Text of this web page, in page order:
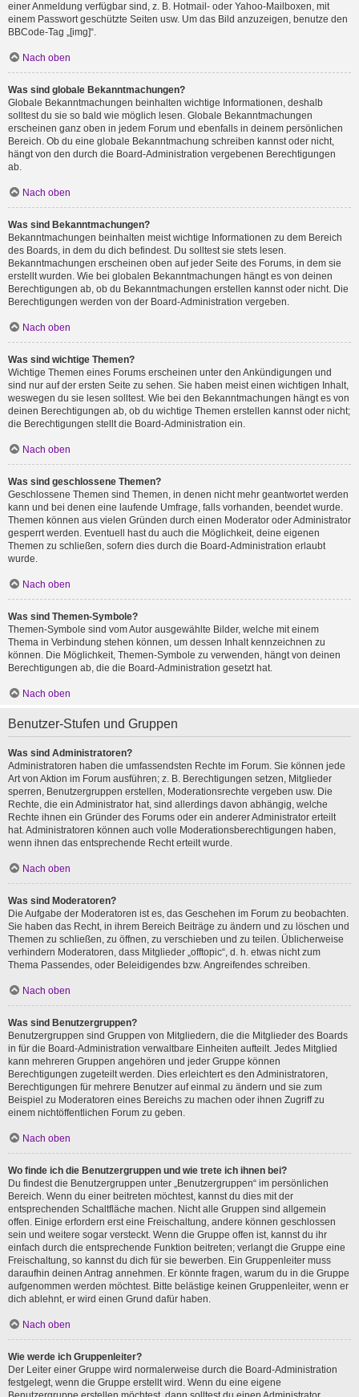
einer Anmeldung verfügbar sind, z. B. Hotmail- oder Yahoo-Mailboxen, mit
einem Passwort geschützte Seiten usw. Um das Bild anzuzeigen, benutze den
BBCode-Tag „[img]“.
Nach oben
Was sind globale Bekanntmachungen?
Globale Bekanntmachungen beinhalten wichtige Informationen, deshalb
solltest du sie so bald wie möglich lesen. Globale Bekanntmachungen
erscheinen ganz oben in jedem Forum und ebenfalls in deinem persönlichen
Bereich. Ob du eine globale Bekanntmachung schreiben kannst oder nicht,
hängt von den durch die Board-Administration vergebenen Berechtigungen
ab.
Nach oben
Was sind Bekanntmachungen?
Bekanntmachungen beinhalten meist wichtige Informationen zu dem Bereich
des Boards, in dem du dich befindest. Du solltest sie stets lesen.
Bekanntmachungen erscheinen oben auf jeder Seite des Forums, in dem sie
erstellt wurden. Wie bei globalen Bekanntmachungen hängt es von deinen
Berechtigungen ab, ob du Bekanntmachungen erstellen kannst oder nicht. Die
Berechtigungen werden von der Board-Administration vergeben.
Nach oben
Was sind wichtige Themen?
Wichtige Themen eines Forums erscheinen unter den Ankündigungen und
sind nur auf der ersten Seite zu sehen. Sie haben meist einen wichtigen Inhalt,
weswegen du sie lesen solltest. Wie bei den Bekanntmachungen hängt es von
deinen Berechtigungen ab, ob du wichtige Themen erstellen kannst oder nicht;
die Berechtigungen stellt die Board-Administration ein.
Nach oben
Was sind geschlossene Themen?
Geschlossene Themen sind Themen, in denen nicht mehr geantwortet werden
kann und bei denen eine laufende Umfrage, falls vorhanden, beendet wurde.
Themen können aus vielen Gründen durch einen Moderator oder Administrator
gesperrt werden. Eventuell hast du auch die Möglichkeit, deine eigenen
Themen zu schließen, sofern dies durch die Board-Administration erlaubt
wurde.
Nach oben
Was sind Themen-Symbole?
Themen-Symbole sind vom Autor ausgewählte Bilder, welche mit einem
Thema in Verbindung stehen können, um dessen Inhalt kennzeichnen zu
können. Die Möglichkeit, Themen-Symbole zu verwenden, hängt von deinen
Berechtigungen ab, die die Board-Administration gesetzt hat.
Nach oben
Benutzer-Stufen und Gruppen
Was sind Administratoren?
Administratoren haben die umfassendsten Rechte im Forum. Sie können jede
Art von Aktion im Forum ausführen; z. B. Berechtigungen setzen, Mitglieder
sperren, Benutzergruppen erstellen, Moderationsrechte vergeben usw. Die
Rechte, die ein Administrator hat, sind allerdings davon abhängig, welche
Rechte ihnen ein Gründer des Forums oder ein anderer Administrator erteilt
hat. Administratoren können auch volle Moderationsberechtigungen haben,
wenn ihnen das entsprechende Recht erteilt wurde.
Nach oben
Was sind Moderatoren?
Die Aufgabe der Moderatoren ist es, das Geschehen im Forum zu beobachten.
Sie haben das Recht, in ihrem Bereich Beiträge zu ändern und zu löschen und
Themen zu schließen, zu öffnen, zu verschieben und zu teilen. Üblicherweise
verhindern Moderatoren, dass Mitglieder „offtopic“, d. h. etwas nicht zum
Thema Passendes, oder Beleidigendes bzw. Angreifendes schreiben.
Nach oben
Was sind Benutzergruppen?
Benutzergruppen sind Gruppen von Mitgliedern, die die Mitglieder des Boards
in für die Board-Administration verwaltbare Einheiten aufteilt. Jedes Mitglied
kann mehreren Gruppen angehören und jeder Gruppe können
Berechtigungen zugeteilt werden. Dies erleichtert es den Administratoren,
Berechtigungen für mehrere Benutzer auf einmal zu ändern und sie zum
Beispiel zu Moderatoren eines Bereichs zu machen oder ihnen Zugriff zu
einem nichtöffentlichen Forum zu geben.
Nach oben
Wo finde ich die Benutzergruppen und wie trete ich ihnen bei?
Du findest die Benutzergruppen unter „Benutzergruppen“ im persönlichen
Bereich. Wenn du einer beitreten möchtest, kannst du dies mit der
entsprechenden Schaltfläche machen. Nicht alle Gruppen sind allgemein
offen. Einige erfordern erst eine Freischaltung, andere können geschlossen
sein und weitere sogar versteckt. Wenn die Gruppe offen ist, kannst du ihr
einfach durch die entsprechende Funktion beitreten; verlangt die Gruppe eine
Freischaltung, so kannst du dich für sie bewerben. Ein Gruppenleiter muss
daraufhin deinen Antrag annehmen. Er könnte fragen, warum du in die Gruppe
aufgenommen werden möchtest. Bitte belästige keinen Gruppenleiter, wenn er
dich ablehnt, er wird einen Grund dafür haben.
Nach oben
Wie werde ich Gruppenleiter?
Der Leiter einer Gruppe wird normalerweise durch die Board-Administration
festgelegt, wenn die Gruppe erstellt wird. Wenn du eine eigene